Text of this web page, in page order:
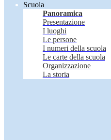
Scuola
Panoramica
Presentazione
I luoghi
Le persone
I numeri della scuola
Le carte della scuola
Organizzazione
La storia